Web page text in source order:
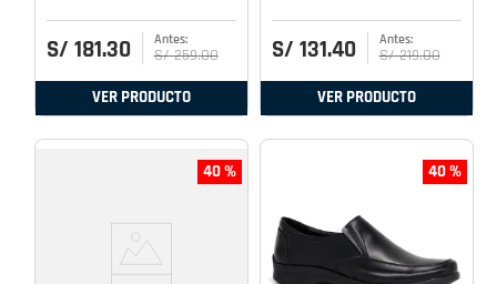
S/ 181.30 S/ 259.00
VER PRODUCTO
S/ 131.40 S/ 219.00
VER PRODUCTO
40 % 40 %